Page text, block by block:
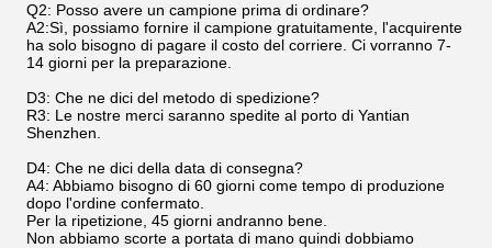
Q2: Posso avere un campione prima di ordinare?
A2:Sì, possiamo fornire il campione gratuitamente, l'acquirente
ha solo bisogno di pagare il costo del corriere. Ci vorranno 7-
14 giorni per la preparazione.
D3: Che ne dici del metodo di spedizione?
R3: Le nostre merci saranno spedite al porto di Yantian
Shenzhen.
D4: Che ne dici della data di consegna?
A4: Abbiamo bisogno di 60 giorni come tempo di produzione
dopo l'ordine confermato.
Per la ripetizione, 45 giorni andranno bene.
Non abbiamo scorte a portata di mano quindi dobbiamo